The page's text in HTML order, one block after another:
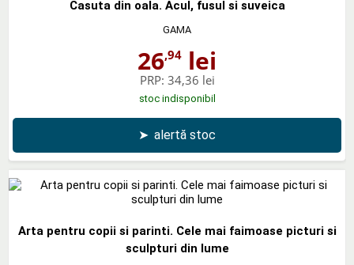
Casuta din oala. Acul, fusul si suveica
GAMA
26,94 lei
PRP: 34,36 lei
stoc indisponibil
➤ alertă stoc
Arta pentru copii si parinti. Cele mai faimoase picturi si
sculpturi din lume